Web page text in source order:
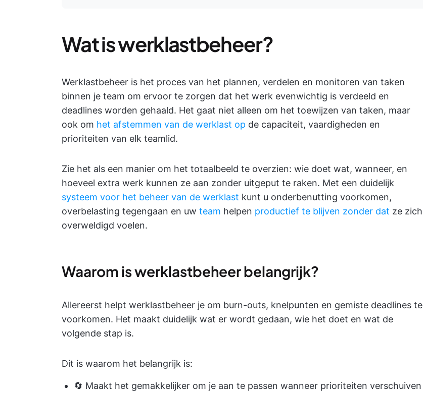
Wat is werklastbeheer?
Werklastbeheer is het proces van het plannen, verdelen en monitoren van taken
binnen je team om ervoor te zorgen dat het werk evenwichtig is verdeeld en
deadlines worden gehaald. Het gaat niet alleen om het toewijzen van taken, maar
ook om het afstemmen van de werklast op de capaciteit, vaardigheden en
prioriteiten van elk teamlid.
Zie het als een manier om het totaalbeeld te overzien: wie doet wat, wanneer, en
hoeveel extra werk kunnen ze aan zonder uitgeput te raken. Met een duidelijk
systeem voor het beheer van de werklast kunt u onderbenutting voorkomen,
overbelasting tegengaan en uw team helpen productief te blijven zonder dat ze zich
overweldigd voelen.
Waarom is werklastbeheer belangrijk?
Allereerst helpt werklastbeheer je om burn-outs, knelpunten en gemiste deadlines te
voorkomen. Het maakt duidelijk wat er wordt gedaan, wie het doet en wat de
volgende stap is.
Dit is waarom het belangrijk is:
🔄 Maakt het gemakkelijker om je aan te passen wanneer prioriteiten verschuiven